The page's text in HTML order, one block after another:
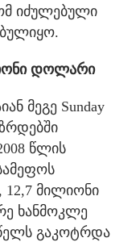
იძულებული
დოლარი
მეგე Sunday
წლის
მილიონი
ხანმოკლე
წელს გაკოტრდა